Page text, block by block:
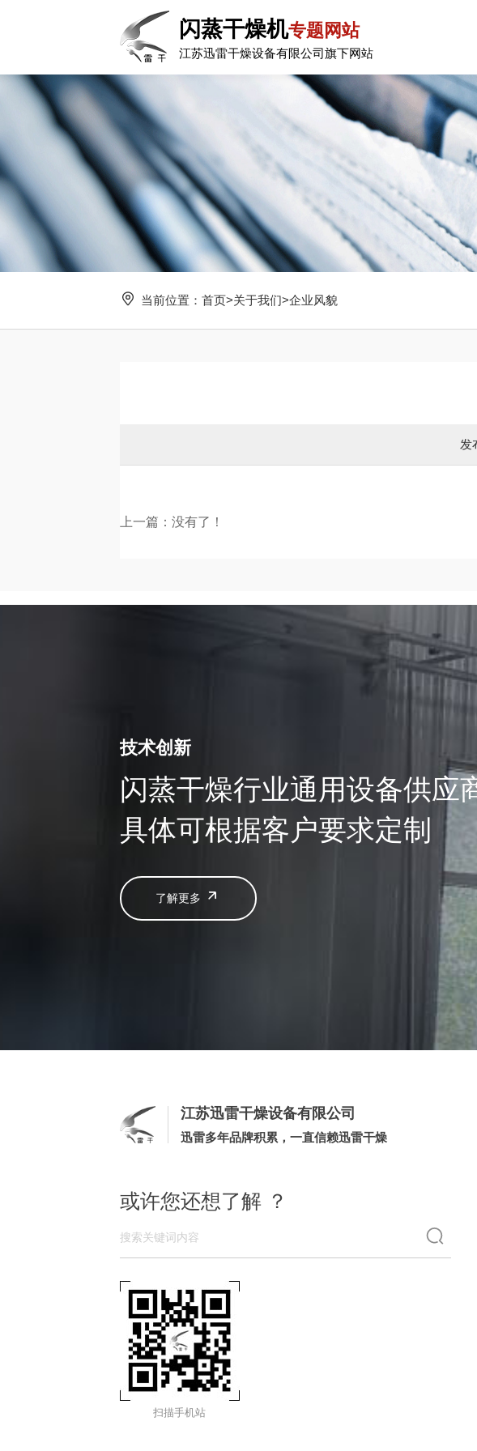
闪蒸干燥机专题网站
江苏迅雷干燥设备有限公司旗下网站
当前位置： 首页>关于我们>企业风貌
发
上一篇：没有了！
技术创新
闪蒸干燥行业通用设备供应
具体可根据客户要求定制
了解更多
江苏迅雷干燥设备有限公司
迅雷多年品牌积累，一直信赖迅雷干燥
或许您还想了解 ？
扫描手机站